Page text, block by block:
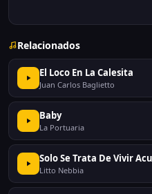
Relacionados
El Loco En La Calesita
Juan Carlos Baglietto
Baby
La Portuaria
Solo Se Trata De Vivir
Litto Nebbia